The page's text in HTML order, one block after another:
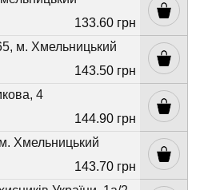
133.60 грн
м. Хмельницький
143.50 грн
4
144.90 грн
Хмельницький
143.70 грн